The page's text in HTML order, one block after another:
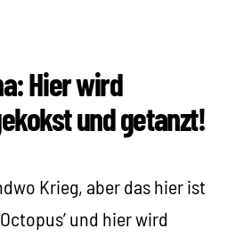
Hier wird
und getanzt!
Krieg, aber das hier ist
und hier wird